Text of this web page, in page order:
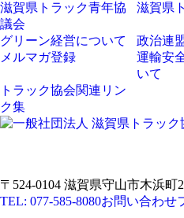
滋賀県トラック青年協
議会
滋賀県
グリーン経営について
政治連
メルマガ登録
運輸安
いて
トラック協会関連リン
ク集
〒524-0104 滋賀県守山市木浜町
TEL: 077-585-8080お問い合わせ